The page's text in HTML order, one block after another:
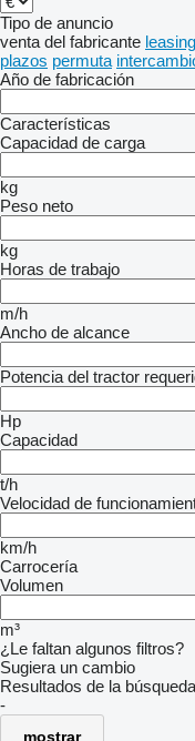
Tipo de anuncio
venta del fabricante
plazos permuta
Año de fabricación
Características
Capacidad de carga
kg
Peso neto
kg
Horas de trabajo
m/h
Ancho de alcance
Potencia del tractor
Hp
Capacidad
t/h
Velocidad de
km/h
Carrocería
Volumen
m³
¿Le faltan algunos filtros?
Sugiera un cambio
Resultados de la
-
mostrar